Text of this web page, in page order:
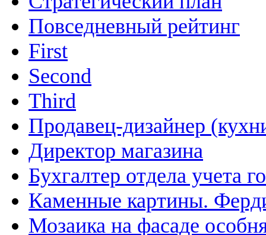
Повседневный рейтинг
First
Second
Third
Продавец-дизайнер
Директор магазина
Бухгалтер отдела учета
Каменные картины.
Мозаика на фасаде